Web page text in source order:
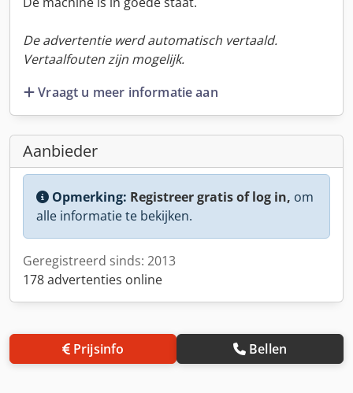
De advertentie werd automatisch vertaald.
Vertaalfouten zijn mogelijk.
Vraagt u meer informatie aan
Aanbieder
Opmerking: Registreer gratis of log in, om
alle informatie te bekijken.
Geregistreerd sinds: 2013
178 advertenties online
Prijsinfo Bellen